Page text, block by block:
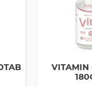
VITAMIN